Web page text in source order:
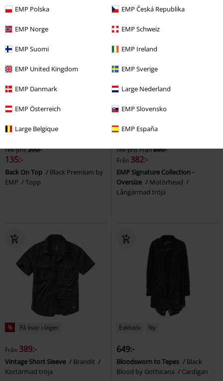
EMP Polska EMP Česká Republika
EMP Norge EMP Schweiz
EMP Suomi EMP Ireland
EMP United Kingdom EMP Sverige
EMP Danmark Large Nederland
EMP Österreich EMP Slovensko
Large Belgique EMP España
rek-pris299:-
135:-
Back On Top
Black Premium by
EMP
Topp
rek-prisFrån699:-
Från 382:-
EMP Signature Collection -
Oversize
Motörhead
Långärmad tröja
% Få kvar i lager
Från 389:-
Vintage Short Sleeve
Brandit
Kortärmad tröja
Exklusiv Ny
649:-
Bloodsworn to Tepes
Black
Blood by Gothicana
Cardigan